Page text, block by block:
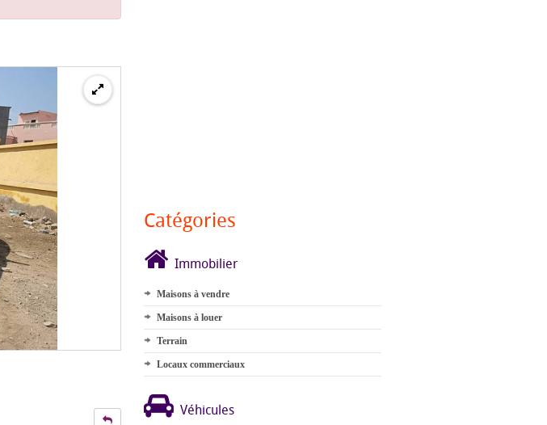
Catégories
Immobilier
Maisons à vendre
Maisons à louer
Terrain
Locaux commerciaux
Véhicules